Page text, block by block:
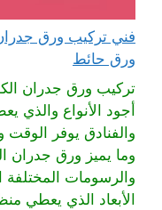
ورق حائط
تركيب ورق جدران
أجود الأنواع والذي
والفنادق يوفر الوقت
وما يميز ورق جدران
والرسومات المختلفة
الأبعاد الذي يعطي